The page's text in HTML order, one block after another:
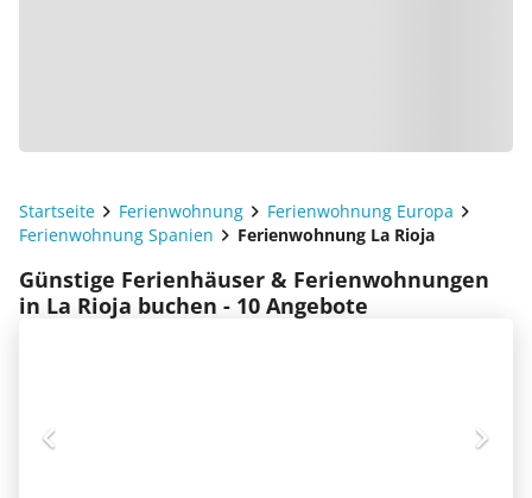
Startseite Ferienwohnung
Ferienwohnung Europa
Ferienwohnung Spanien
Ferienwohnung La Rioja
Günstige Ferienhäuser & Ferienwohnungen
in La Rioja buchen - 10 Angebote